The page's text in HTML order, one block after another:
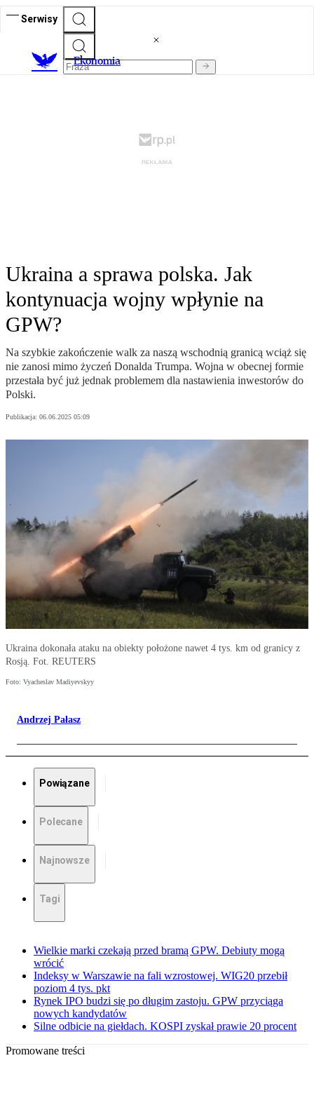
Serwisy
Ekonomia
Ukraina a sprawa polska. Jak
kontynuacja wojny wpłynie na
GPW?
Na szybkie zakończenie walk za naszą wschodnią granicą wciąż się
nie zanosi mimo życzeń Donalda Trumpa. Wojna w obecnej formie
przestała być już jednak problemem dla nastawienia inwestorów do
Polski.
Publikacja: 06.06.2025 05:09
Ukraina dokonała ataku na obiekty położone nawet 4 tys. km od granicy z
Rosją. Fot. REUTERS
Foto: Vyacheslav Madiyevskyy
Andrzej Pałasz
Powiązane
Polecane
Najnowsze
Tagi
Wielkie marki czekają przed bramą GPW. Debiuty mogą
wrócić
Indeksy w Warszawie na fali wzrostowej. WIG20 przebił
poziom 4 tys. pkt
Rynek IPO budzi się po długim zastoju. GPW przyciąga
nowych kandydatów
Silne odbicie na giełdach. KOSPI zyskał prawie 20 procent
Promowane treści